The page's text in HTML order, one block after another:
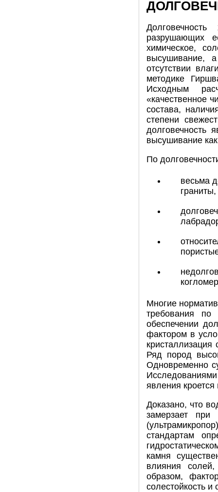
разрушающих
химическое,
высушивание,
отсутствии
методике
Исходным
«качественное
состава,
степени
долговечность
высушивание
По
весьма
Многие
требования по
обеспечении
фактором в
Ряд пород
Одновременно
явления
Доказано, что
замерзает
стандартам
камня
влияния
образом,
солестойкость и